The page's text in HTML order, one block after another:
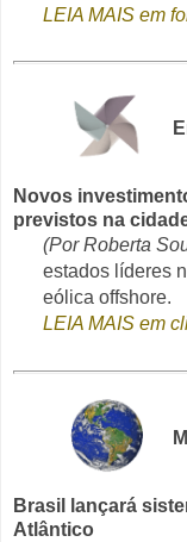
LEIA MAIS em
Novos
previstos na
(Por Roberta
estados líderes
eólica offshore.
LEIA MAIS em
Brasil lançará
Atlântico